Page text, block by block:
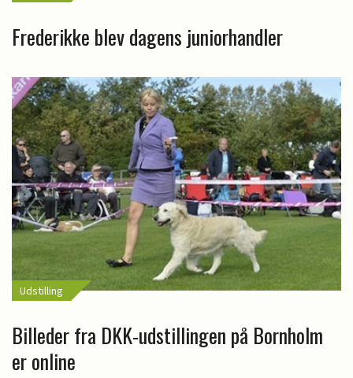
Frederikke blev dagens juniorhandler
Udstilling
Billeder fra DKK-udstillingen på Bornholm
er online